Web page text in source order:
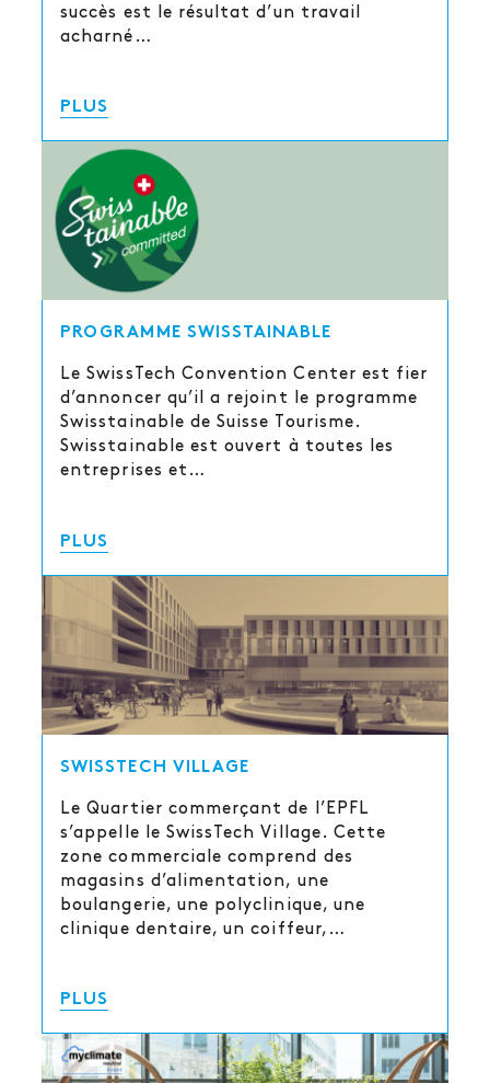
succès est le résultat d’un travail
acharné…
PLUS
PROGRAMME SWISSTAINABLE
Le SwissTech Convention Center est fier
d’annoncer qu’il a rejoint le programme
Swisstainable de Suisse Tourisme.
Swisstainable est ouvert à toutes les
entreprises et…
PLUS
SWISSTECH VILLAGE
Le Quartier commerçant de l’EPFL
s’appelle le SwissTech Village. Cette
zone commerciale comprend des
magasins d’alimentation, une
boulangerie, une polyclinique, une
clinique dentaire, un coiffeur,…
PLUS